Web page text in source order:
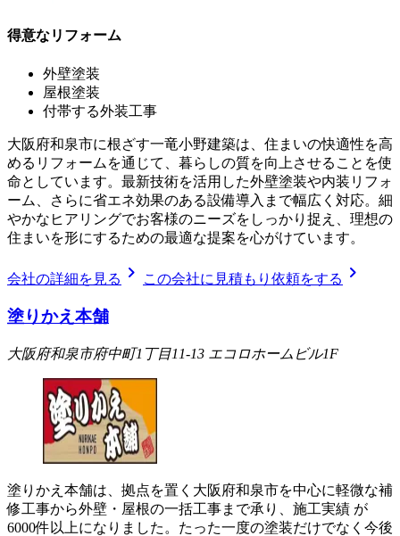
得意なリフォーム
外壁塗装
屋根塗装
付帯する外装工事
大阪府和泉市に根ざす一竜小野建築は、住まいの快適性を高
めるリフォームを通じて、暮らしの質を向上させることを使
命としています。最新技術を活用した外壁塗装や内装リフォ
ーム、さらに省エネ効果のある設備導入まで幅広く対応。細
やかなヒアリングでお客様のニーズをしっかり捉え、理想の
住まいを形にするための最適な提案を心がけています。
会社の詳細を見る chevron_right この会社に見積もり依頼をする chevron_right
塗りかえ本舗
大阪府和泉市府中町1丁目11-13 エコロホームビル1F
塗りかえ本舗は、拠点を置く大阪府和泉市を中心に軽微な補
修工事から外壁・屋根の一括工事まで承り、施工実績 が
6000件以上になりました。たった一度の塗装だけでなく今後